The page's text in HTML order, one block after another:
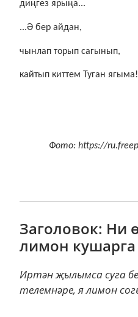
диңгез ярыңа...
...Ә бер айдан,
чынлап торып сагынып,
кайтып киттем Туган ягыма!
Фото: https://
Заголовок: Ни
лимон кушарга
Иртән җылымса суга
телемнәре, я лимон